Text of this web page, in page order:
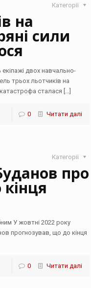
Категорії
на
сили
екіпажі двох навчально-
трьох льотчиків на
сталася […]
0 Читати далі
Категорії
про
У жовтні 2022 року
прогнозував, що до кінця
0 Читати далі